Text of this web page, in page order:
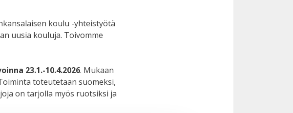
koulu -yhteistyötä
uusia kouluja. Toivomme
23.1.-10.4.2026. Mukaan
toteutetaan suomeksi,
on tarjolla myös ruotsiksi ja